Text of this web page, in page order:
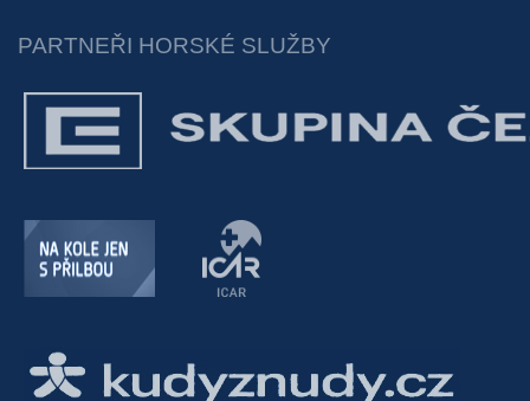
PARTNEŘI HORSKÉ SLUŽBY